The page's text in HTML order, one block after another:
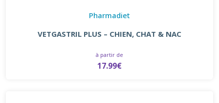
Pharmadiet
VETGASTRIL PLUS – CHIEN, CHAT & NAC
à partir de
17.99€